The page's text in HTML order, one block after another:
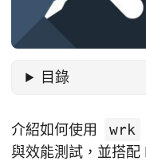
目錄
介紹如何使用 wrk
與效能測試，並搭